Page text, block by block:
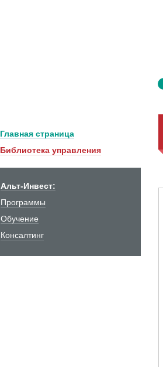
Главная страница
Библиотека управления
Альт-Инвест:
Программы
Обучение
Консалтинг